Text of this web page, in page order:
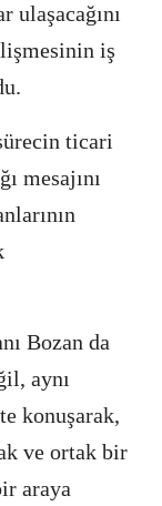
iş
ticari
mesajını
Bozan da
aynı
konuşarak,
ve ortak bir
araya